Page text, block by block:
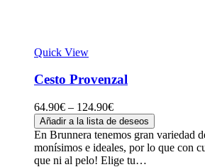
Quick View
Cesto Provenzal
64.90€ – 124.90€
Añadir a la lista de deseos
En Brunnera tenemos gran variedad
monísimos e ideales, por lo que con
que ni al pelo! Elige tu…